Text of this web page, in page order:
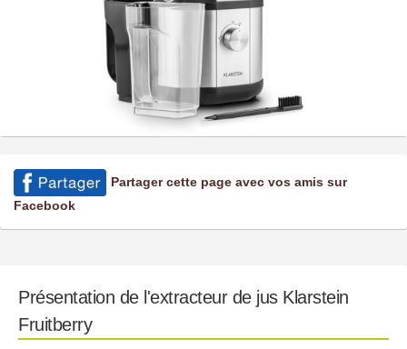
Partager cette page avec vos amis sur
Facebook
Présentation de l'extracteur de jus Klarstein
Fruitberry